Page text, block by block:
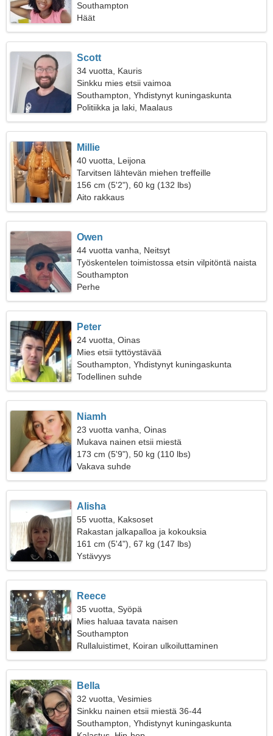
Southampton
Häät
Scott
34 vuotta, Kauris
Sinkku mies etsii vaimoa
Southampton, Yhdistynyt kuningaskunta
Politiikka ja laki, Maalaus
Millie
40 vuotta, Leijona
Tarvitsen lähtevän miehen treffeille
156 cm (5'2"), 60 kg (132 lbs)
Aito rakkaus
Owen
44 vuotta vanha, Neitsyt
Työskentelen toimistossa etsin vilpitöntä naista
Southampton
Perhe
Peter
24 vuotta, Oinas
Mies etsii tyttöystävää
Southampton, Yhdistynyt kuningaskunta
Todellinen suhde
Niamh
23 vuotta vanha, Oinas
Mukava nainen etsii miestä
173 cm (5'9"), 50 kg (110 lbs)
Vakava suhde
Alisha
55 vuotta, Kaksoset
Rakastan jalkapalloa ja kokouksia
161 cm (5'4"), 67 kg (147 lbs)
Ystävyys
Reece
35 vuotta, Syöpä
Mies haluaa tavata naisen
Southampton
Rullaluistimet, Koiran ulkoiluttaminen
Bella
32 vuotta, Vesimies
Sinkku nainen etsii miestä 36-44
Southampton, Yhdistynyt kuningaskunta